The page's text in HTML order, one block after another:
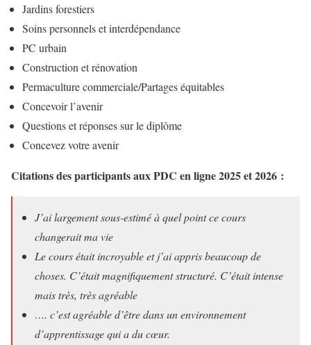
Jardins forestiers
Soins personnels et interdépendance
PC urbain
Construction et rénovation
Permaculture commerciale/Partages équitables
Concevoir l’avenir
Questions et réponses sur le diplôme
Concevez votre avenir
Citations des participants aux PDC en ligne 2025 et 2026 :
J’ai largement sous-estimé à quel point ce cours
changerait ma vie
Le cours était incroyable et j’ai appris beaucoup de
choses. C’était magnifiquement structuré. C’était intense
mais très, très agréable
…. c’est agréable d’être dans un environnement
d’apprentissage qui a du cœur.